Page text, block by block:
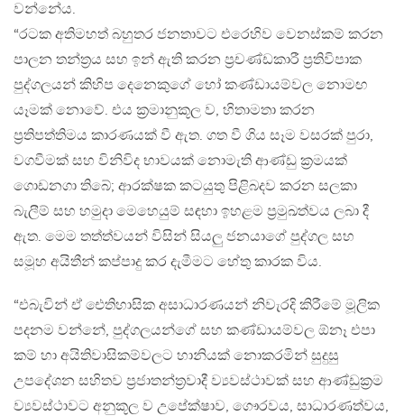
වන්නේය.
“රටක අතිමහත් බහුතර ජනතාවට එරෙහිව වෙනස්කම් කරන
පාලන තන්ත්‍රය සහ ඉන් ඇති කරන ප්‍රචණ්ඩකාරී ප්‍රතිවිපාක
පුද්ගලයන් කිහිප දෙනෙකුගේ හෝ කණ්ඩායම්වල නොමඟ
යෑමක් නොවේ. එය ක්‍රමානුකූල ව, හිතාමතා කරන
ප්‍රතිපත්තිමය කාරණයක් වී ඇත. ගත වී ගිය සෑම වසරක් පුරා,
වගවීමක් සහ විනිවිද භාවයක් නොමැති ආණ්ඩු ක්‍රමයක්
ගොඩනගා තිබේ; ආරක්ෂක කටයුතු පිළිබදව කරන සලකා
බැලීම් සහ හමුදා මෙහෙයුම් සඳහා ඉහළම ප්‍රමුඛත්වය ලබා දී
ඇත. මෙම තත්ත්වයන් විසින් සියලු ජනයාගේ පුද්ගල සහ
සමූහ අයිතීන් කප්පාදු කර දැමීමට හේතු කාරක විය.
“එබැවින් ඒ ඓතිහාසික අසාධාරණයන් නිවැරදි කිරීමේ මූලික
පදනම වන්නේ, පුද්ගලයන්ගේ සහ කණ්ඩායම්වල ඕනෑ එපා
කම් හා අයිතිවාසිකම්වලට හානියක් නොකරමින් සුදුසු
උපදේශන සහිතව ප්‍රජාතන්ත්‍රවාදී ව්‍යවස්ථාවක් සහ ආණ්ඩුක්‍රම
ව්‍යවස්ථාවට අනුකූල ව උපේක්ෂාව, ගෞරවය, සාධාරණත්වය,